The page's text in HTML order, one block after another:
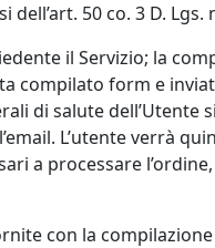
50 co. 3 D. Lgs.
il Servizio; la
compilato form e
di salute dell’Utente
L’utente verrà
a processare
con la